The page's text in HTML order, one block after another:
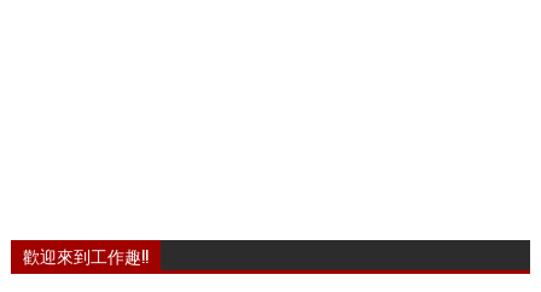
歡迎來到工作趣!!